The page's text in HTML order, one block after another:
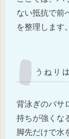
ない抵抗で前
を整理します。
うねり
背泳ぎのバサ
持ちが強くな
脚先だけで水